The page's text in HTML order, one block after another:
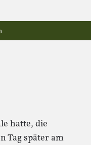
hatte, die
Tag später am